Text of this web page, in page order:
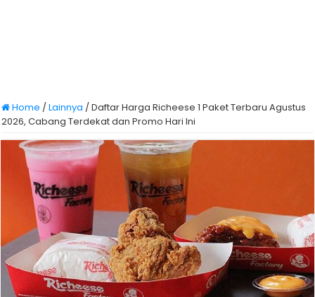
Home /Lainnya /Daftar Harga Richeese 1 Paket Terbaru Agustus
2026, Cabang Terdekat dan Promo Hari Ini